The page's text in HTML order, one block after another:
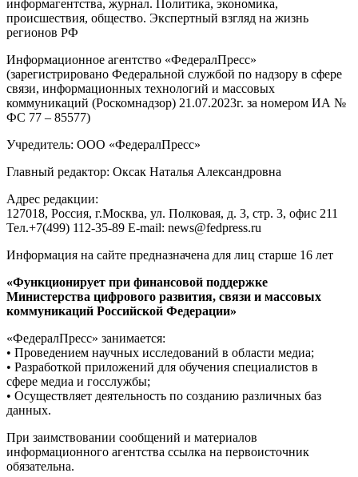
информагентства, журнал. Политика, экономика,
происшествия, общество. Экспертный взгляд на жизнь
регионов РФ
Информационное агентство «ФедералПресс»
(зарегистрировано Федеральной службой по надзору в сфере
связи, информационных технологий и массовых
коммуникаций (Роскомнадзор) 21.07.2023г. за номером ИА №
ФС 77 – 85577)
Учредитель: ООО «ФедералПресс»
Главный редактор: Оксак Наталья Александровна
Адрес редакции:
127018, Россия, г.Москва, ул. Полковая, д. 3, стр. 3, офис 211
Тел.+7(499) 112-35-89 E-mail: news@fedpress.ru
Информация на сайте предназначена для лиц старше 16 лет
«Функционирует при финансовой поддержке
Министерства цифрового развития, связи и массовых
коммуникаций Российской Федерации»
«ФедералПресс» занимается:
• Проведением научных исследований в области медиа;
• Разработкой приложений для обучения специалистов в
сфере медиа и госслужбы;
• Осуществляет деятельность по созданию различных баз
данных.
При заимствовании сообщений и материалов
информационного агентства ссылка на первоисточник
обязательна.